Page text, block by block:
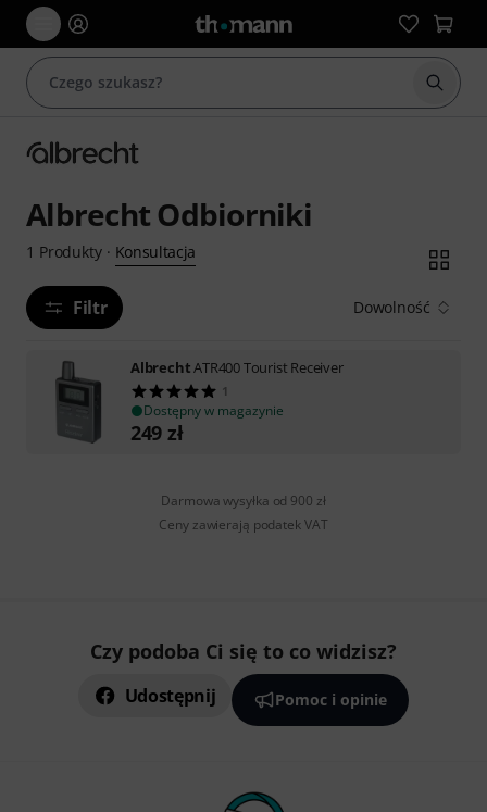
Albrecht Odbiorniki
1 Produkty· Konsultacja
Filtr Dowolność
AlbrechtATR400 Tourist Receiver
1
Dostępny w magazynie
249 zł
Darmowa wysyłka od 900 zł
Ceny zawierają podatek VAT
Czy podoba Ci się to co widzisz?
Udostępnij Pomoc i opinie